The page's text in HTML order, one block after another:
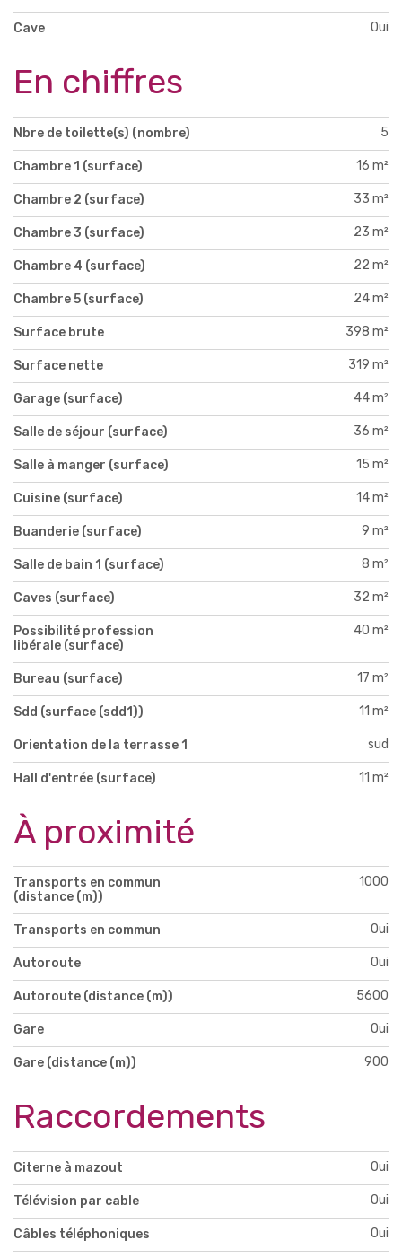
Cave Oui
En chiffres
Nbre de toilette(s) (nombre) 5
Chambre 1 (surface) 16 m²
Chambre 2 (surface) 33 m²
Chambre 3 (surface) 23 m²
Chambre 4 (surface) 22 m²
Chambre 5 (surface) 24 m²
Surface brute 398 m²
Surface nette 319 m²
Garage (surface) 44 m²
Salle de séjour (surface) 36 m²
Salle à manger (surface) 15 m²
Cuisine (surface) 14 m²
Buanderie (surface) 9 m²
Salle de bain 1 (surface) 8 m²
Caves (surface) 32 m²
Possibilité profession
libérale (surface)
40 m²
Bureau (surface) 17 m²
Sdd (surface (sdd1)) 11 m²
Orientation de la terrasse 1 sud
Hall d'entrée (surface) 11 m²
À proximité
Transports en commun
(distance (m))
1000
Transports en commun Oui
Autoroute Oui
Autoroute (distance (m)) 5600
Gare Oui
Gare (distance (m)) 900
Raccordements
Citerne à mazout Oui
Télévision par cable Oui
Câbles téléphoniques Oui